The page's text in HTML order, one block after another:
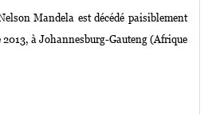
Mandela est décédé paisiblement
à Johannesburg-Gauteng (Afrique